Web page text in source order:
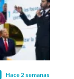
Hace 2 semanas